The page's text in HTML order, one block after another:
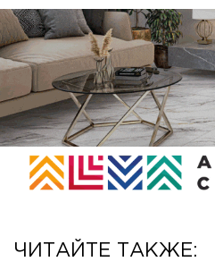
ЧИТАЙТЕ ТАКЖЕ: